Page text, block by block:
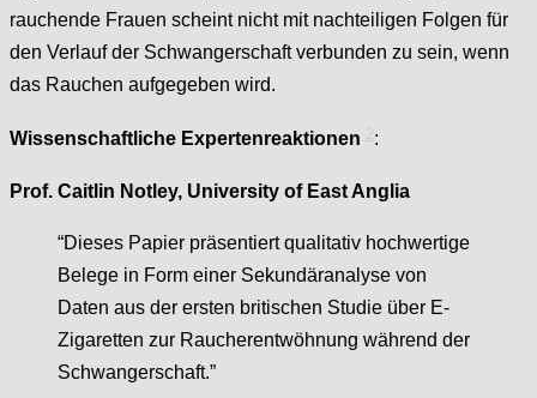
rauchende Frauen scheint nicht mit nachteiligen Folgen für
den Verlauf der Schwangerschaft verbunden zu sein, wenn
das Rauchen aufgegeben wird.
Wissenschaftliche Expertenreaktionen :
Prof. Caitlin Notley, University of East Anglia
“Dieses Papier präsentiert qualitativ hochwertige
Belege in Form einer Sekundäranalyse von
Daten aus der ersten britischen Studie über E-
Zigaretten zur Raucherentwöhnung während der
Schwangerschaft.”